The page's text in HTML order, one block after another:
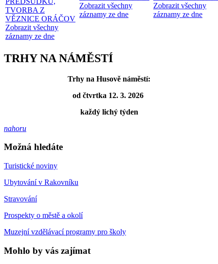
TVORBA Z
VĚZNICE ORÁČOV
Zobrazit všechny
záznamy ze dne
Zobrazit všechny
záznamy ze dne
Zobrazit všechny
záznamy ze dne
TRHY NA NÁMĚSTÍ
Trhy na Husově náměstí:
od čtvrtka 12. 3. 2026
každý lichý týden
nahoru
Možná hledáte
Turistické noviny
Ubytování v Rakovníku
Stravování
Prospekty o městě a okolí
Muzejní vzdělávací programy pro školy
Mohlo by vás zajímat